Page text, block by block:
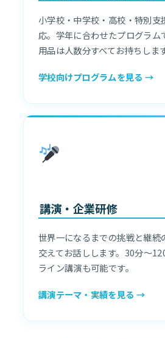
小学校・中学校・高校・特別支
応。学年に合わせたプログラム
用品は人数分すべてお持ちします
学校向けプログラムを見る →
講演・企業研修
世界一になるまでの挑戦と継続
交えてお話しします。30分〜
ライン講演も可能です。
講演テーマ・実績を見る →